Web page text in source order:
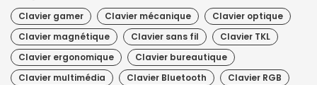
Clavier gamer Clavier mécanique
Clavier optique
Clavier magnétique
Clavier sans fil
Clavier TKL
Clavier ergonomique
Clavier bureautique
Clavier multimédia
Clavier Bluetooth
Clavier RGB